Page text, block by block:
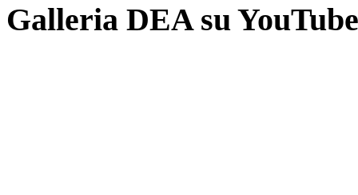
Galleria DEA su YouTube